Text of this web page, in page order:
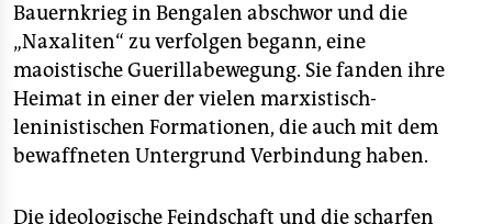
Bauernkrieg in Bengalen abschwor und die
„Naxaliten“ zu verfolgen begann, eine
maoistische Guerillabewegung. Sie fanden ihre
Heimat in einer der vielen marxistisch-
leninistischen Formationen, die auch mit dem
bewaffneten Untergrund Verbindung haben.
Die ideologische Feindschaft und die scharfen